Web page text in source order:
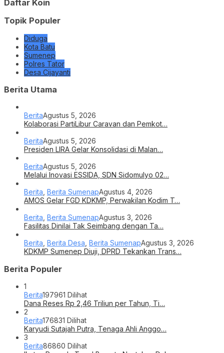
Daftar Koin
Topik Populer
Diduga
Kota Batu
Sumenep
Polres Tator
Desa Cijayanti
Berita Utama
BeritaAgustus 5, 2026
Kolaborasi PartiLibur Caravan dan Pemkot…
BeritaAgustus 5, 2026
Presiden LIRA Gelar Konsolidasi di Malan…
BeritaAgustus 5, 2026
Melalui Inovasi ESSIDA, SDN Sidomulyo 02…
Berita Berita SumenapAgustus 4, 2026
AMOS Gelar FGD KDKMP, Perwakilan Kodim T…
Berita Berita SumenapAgustus 3, 2026
Fasilitas Dinilai Tak Seimbang dengan Ta…
Berita Berita Desa Berita SumenapAgustus 3, 2026
KDKMP Sumenep Diuji, DPRD Tekankan Trans…
Berita Populer
1
Berita197961 Dilihat
Dana Reses Rp 2,46 Triliun per Tahun, Ti…
2
Berita176831 Dilihat
Karyudi Sutajah Putra, Tenaga Ahli Anggo…
3
Berita86860 Dilihat